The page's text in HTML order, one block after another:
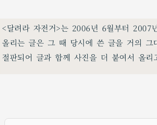
<달려라 자전거>는 2006년 6월부터 2007
올리는 글은 그 때 당시에 쓴 글을 거의
절판되어 글과 함께 사진을 더 붙여서 올리